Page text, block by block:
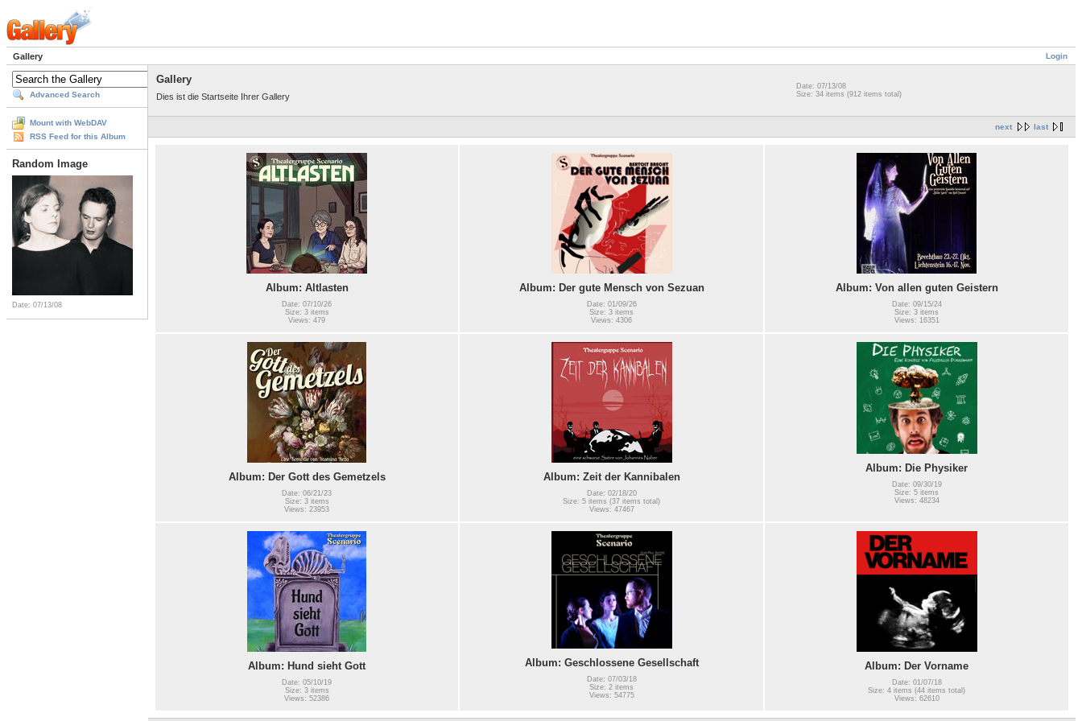
Login
Gallery
Advanced Search
Mount with WebDAV
RSS Feed for this Album
Random Image
Date: 07/13/08
Gallery
Dies ist die Startseite Ihrer Gallery
Date: 07/13/08
Size: 34 items (912 items total)
next last
Album: Altlasten
Date: 07/10/26
Size: 3 items
Views: 479
Album: Der gute Mensch von Sezuan
Date: 01/09/26
Size: 3 items
Views: 4306
Album: Von allen guten Geistern
Date: 09/15/24
Size: 3 items
Views: 16351
Album: Der Gott des Gemetzels
Date: 06/21/23
Size: 3 items
Views: 23953
Album: Zeit der Kannibalen
Date: 02/18/20
Size: 5 items (37 items total)
Views: 47467
Album: Die Physiker
Date: 09/30/19
Size: 5 items
Views: 48234
Album: Hund sieht Gott
Date: 05/10/19
Size: 3 items
Views: 52386
Album: Geschlossene Gesellschaft
Date: 07/03/18
Size: 2 items
Views: 54775
Album: Der Vorname
Date: 01/07/18
Size: 4 items (44 items total)
Views: 62610